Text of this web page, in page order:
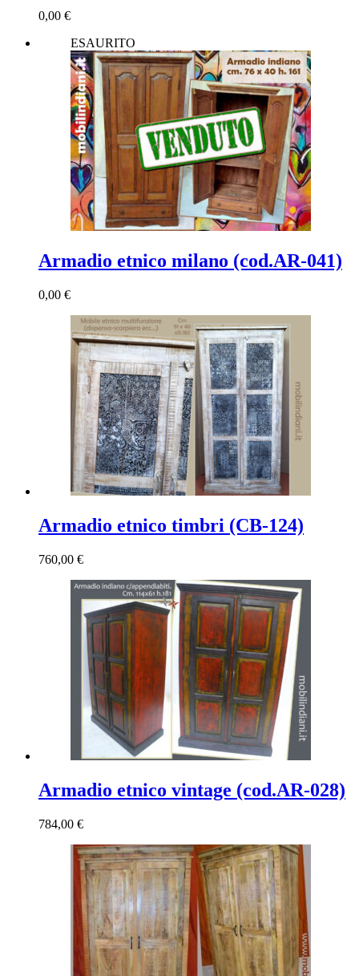
0,00 €
ESAURITO
Armadio etnico milano (cod.AR-041)
0,00 €
Armadio etnico timbri (CB-124)
760,00 €
Armadio etnico vintage (cod.AR-028)
784,00 €